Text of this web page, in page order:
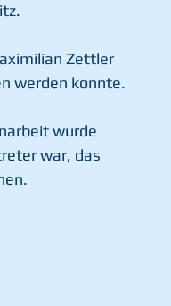
Zettler
werden konnte.
wurde
war, das